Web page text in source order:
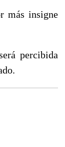
más insigne
percibida